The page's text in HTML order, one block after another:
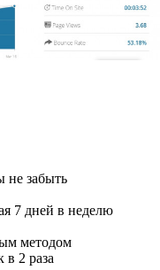
не забыть
7 дней в неделю
методом
2 раза